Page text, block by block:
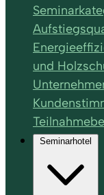
und
Seminarhotel